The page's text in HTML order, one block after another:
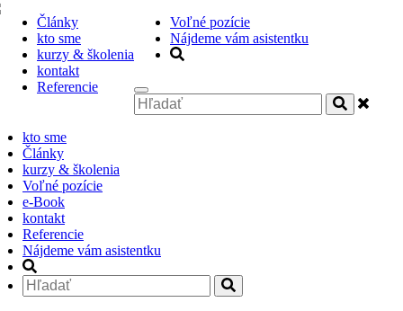
Články
kto sme
kurzy & školenia
kontakt
Referencie
Voľné pozície
Nájdeme vám asistentku
kto sme
Články
kurzy & školenia
Voľné pozície
e-Book
kontakt
Referencie
Nájdeme vám asistentku